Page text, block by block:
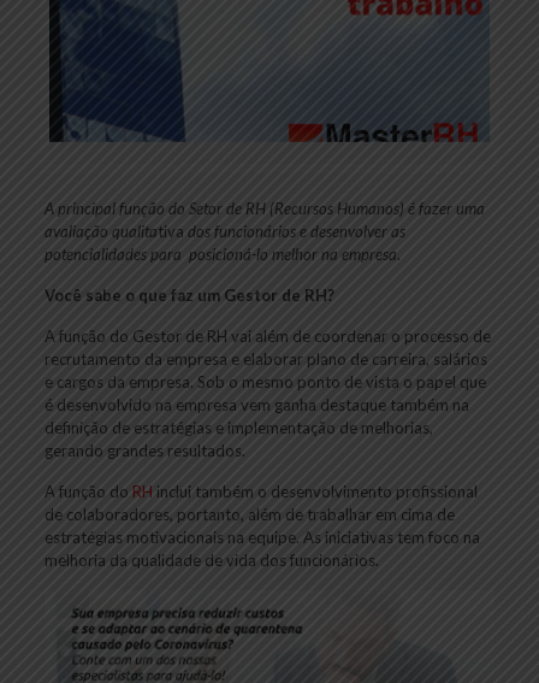
A principal função do Setor de RH (Recursos Humanos) é fazer uma
avaliação qualitativa dos funcionários e desenvolver as
potencialidades para posicioná-lo melhor na empresa.
Você sabe o que faz um Gestor de RH?
A função do Gestor de RH vai além de coordenar o processo de
recrutamento da empresa e elaborar plano de carreira, salários
e cargos da empresa. Sob o mesmo ponto de vista o papel que
é desenvolvido na empresa vem ganha destaque também na
definição de estratégias e implementação de melhorias,
gerando grandes resultados.
A função do RH inclui também o desenvolvimento profissional
de colaboradores, portanto, além de trabalhar em cima de
estratégias motivacionais na equipe. As iniciativas tem foco na
melhoria da qualidade de vida dos funcionários.